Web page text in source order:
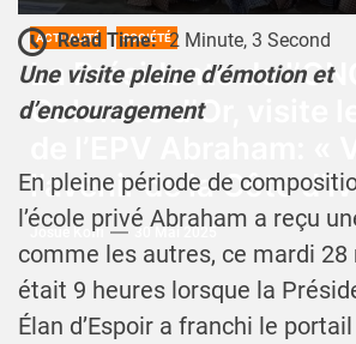
ACTUALITÉ SOCIÉTÉ
La Présidente de l’ONG
Colombe d’Or, visite
l’avenir de la Côte
Josué Koffi
Read Time: 2 Minute, 3 Second
Une visite pleine d’émotion et
d’encouragement
En pleine période de
l’école privé Abraham a reçu
comme les autres, ce mardi 28
était 9 heures lorsque la
Élan d’Espoir a franchi le